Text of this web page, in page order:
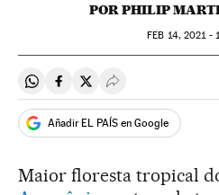
POR PHILIP
FEB 14, 2021 -
Compartir en Whatsapp
Compartir en Facebook
Compartir en Twitter
Desplegar Redes
Añadir EL PAÍS en Google
Maior floresta tropical